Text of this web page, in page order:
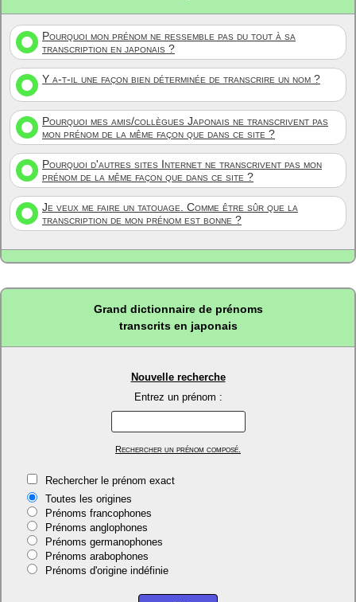
Pourquoi mon prénom ne ressemble pas du tout à sa
transcription en japonais ?
Y a-t-il une façon bien déterminée de transcrire un nom ?
Pourquoi mes amis/collègues Japonais ne transcrivent pas
mon prénom de la même façon que dans ce site ?
Pourquoi d'autres sites Internet ne transcrivent pas mon
prénom de la même façon que dans ce site ?
Je veux me faire un tatouage. Comme être sûr que la
transcription de mon prénom est bonne ?
Grand dictionnaire de prénoms
transcrits en japonais
Nouvelle recherche
Entrez un prénom :
Rechercher un prénom composé.
Rechercher le prénom exact
Toutes les origines
Prénoms francophones
Prénoms anglophones
Prénoms germanophones
Prénoms arabophones
Prénoms d'origine indéfinie